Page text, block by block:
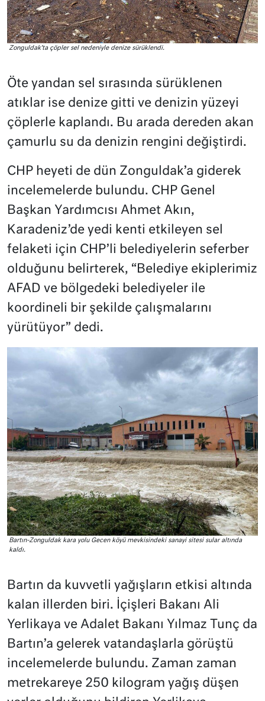
Zonguldak’ta çöpler sel nedeniyle denize sürüklendi.
Öte yandan sel sırasında sürüklenen
atıklar ise denize gitti ve denizin yüzeyi
çöplerle kaplandı. Bu arada dereden akan
çamurlu su da denizin rengini değiştirdi.
CHP heyeti de dün Zonguldak’a giderek
incelemelerde bulundu. CHP Genel
Başkan Yardımcısı Ahmet Akın,
Karadeniz’de yedi kenti etkileyen sel
felaketi için CHP’li belediyelerin seferber
olduğunu belirterek, “Belediye ekiplerimiz
AFAD ve bölgedeki belediyeler ile
koordineli bir şekilde çalışmalarını
yürütüyor” dedi.
Bartın-Zonguldak kara yolu Gecen köyü mevkisindeki sanayi sitesi sular altında
kaldı.
Bartın da kuvvetli yağışların etkisi altında
kalan illerden biri. İçişleri Bakanı Ali
Yerlikaya ve Adalet Bakanı Yılmaz Tunç da
Bartın’a gelerek vatandaşlarla görüştü
incelemelerde bulundu. Zaman zaman
metrekareye 250 kilogram yağış düşen